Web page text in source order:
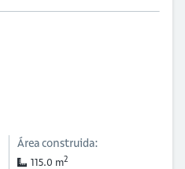
Área construida:
115.0 m2